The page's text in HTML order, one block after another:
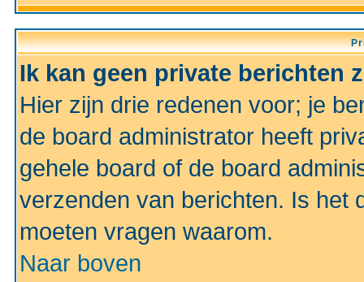
Ik kan geen private berichten
Hier zijn drie redenen voor; je
de board administrator heeft
gehele board of de board
verzenden van berichten. Is het
moeten vragen waarom.
Naar boven